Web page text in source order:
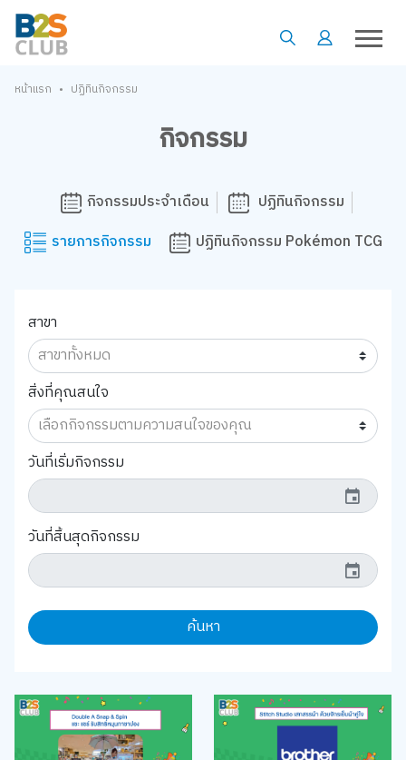
หน้าแรก • ปฏิทินกิจกรรม
กิจกรรม
กิจกรรมประจำเดือน
ปฏิทินกิจกรรม
รายการกิจกรรม
ปฏิทินกิจกรรม Pokémon TCG
สาขา
สิ่งที่คุณสนใจ
วันที่เริ่มกิจกรรม
event
วันที่สิ้นสุดกิจกรรม
event
ค้นหา